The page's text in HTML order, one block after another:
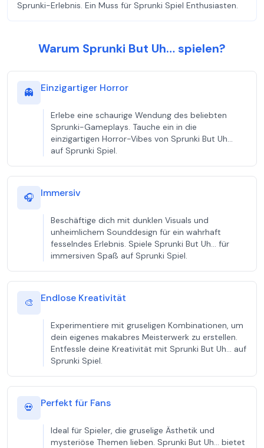
Sprunki-Erlebnis. Ein Muss für Sprunki Spiel Enthusiasten.
Warum Sprunki But Uh… spielen?
👻 Einzigartiger Horror
Erlebe eine schaurige Wendung des beliebten
Sprunki-Gameplays. Tauche ein in die
einzigartigen Horror-Vibes von Sprunki But Uh…
auf Sprunki Spiel.
🎧 Immersiv
Beschäftige dich mit dunklen Visuals und
unheimlichem Sounddesign für ein wahrhaft
fesselndes Erlebnis. Spiele Sprunki But Uh… für
immersiven Spaß auf Sprunki Spiel.
🎨 Endlose Kreativität
Experimentiere mit gruseligen Kombinationen, um
dein eigenes makabres Meisterwerk zu erstellen.
Entfessle deine Kreativität mit Sprunki But Uh… auf
Sprunki Spiel.
💀 Perfekt für Fans
Ideal für Spieler, die gruselige Ästhetik und
mysteriöse Themen lieben. Sprunki But Uh… bietet